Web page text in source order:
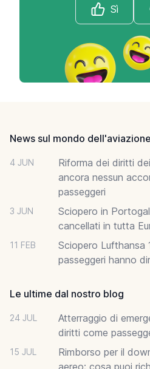
Sì
News sul mondo dell'aviazione
4 JUN
Riforma dei diritti
ancora nessun
passeggeri
3 JUN
Sciopero in
cancellati in tutta
11 FEB
Sciopero Lufthansa
passeggeri hanno
Le ultime dal nostro blog
24 JUL
Atterraggio di
diritti come
15 JUL
Rimborso per il
aereo: cosa puoi